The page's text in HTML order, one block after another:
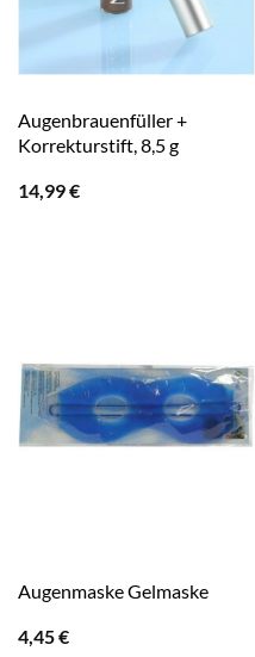
Augenbrauenfüller +
Korrekturstift, 8,5 g
14,99€
Augenmaske Gelmaske
4,45€